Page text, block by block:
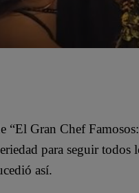
“El Gran Chef
para seguir todos
así.